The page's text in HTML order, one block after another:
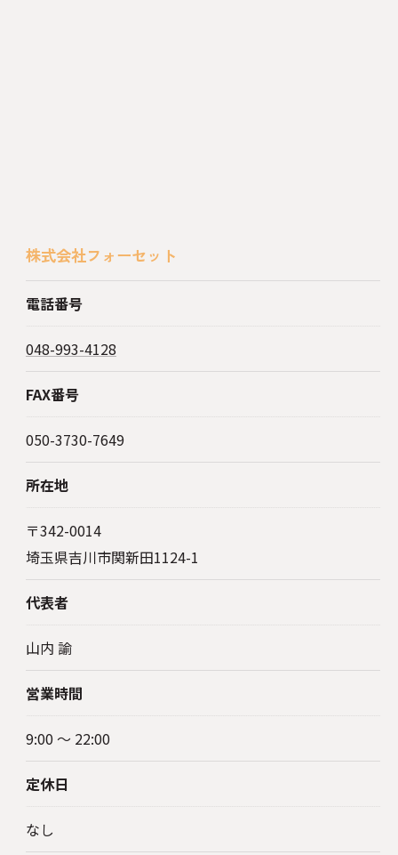
株式会社フォーセット
電話番号
048-993-4128
FAX番号
050-3730-7649
所在地
〒342-0014
埼玉県吉川市関新田1124-1
代表者
山内 諭
営業時間
9:00 ～ 22:00
定休日
なし